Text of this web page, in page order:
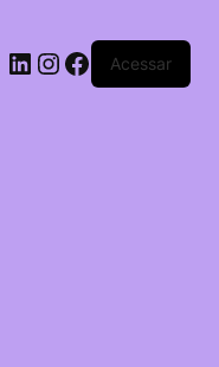
Acessar